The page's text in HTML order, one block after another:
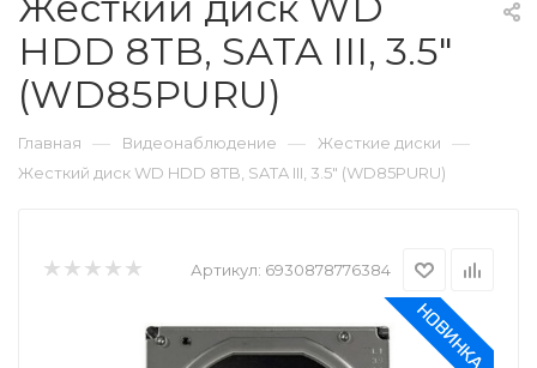
HDD 8TB, SATA III, 3.5"
(WD85PURU)
Главная — Видеонаблюдение — Жесткие диски —
Жесткий диск WD HDD 8TB, SATA III, 3.5" (WD85PURU)
Артикул: 6930878776384